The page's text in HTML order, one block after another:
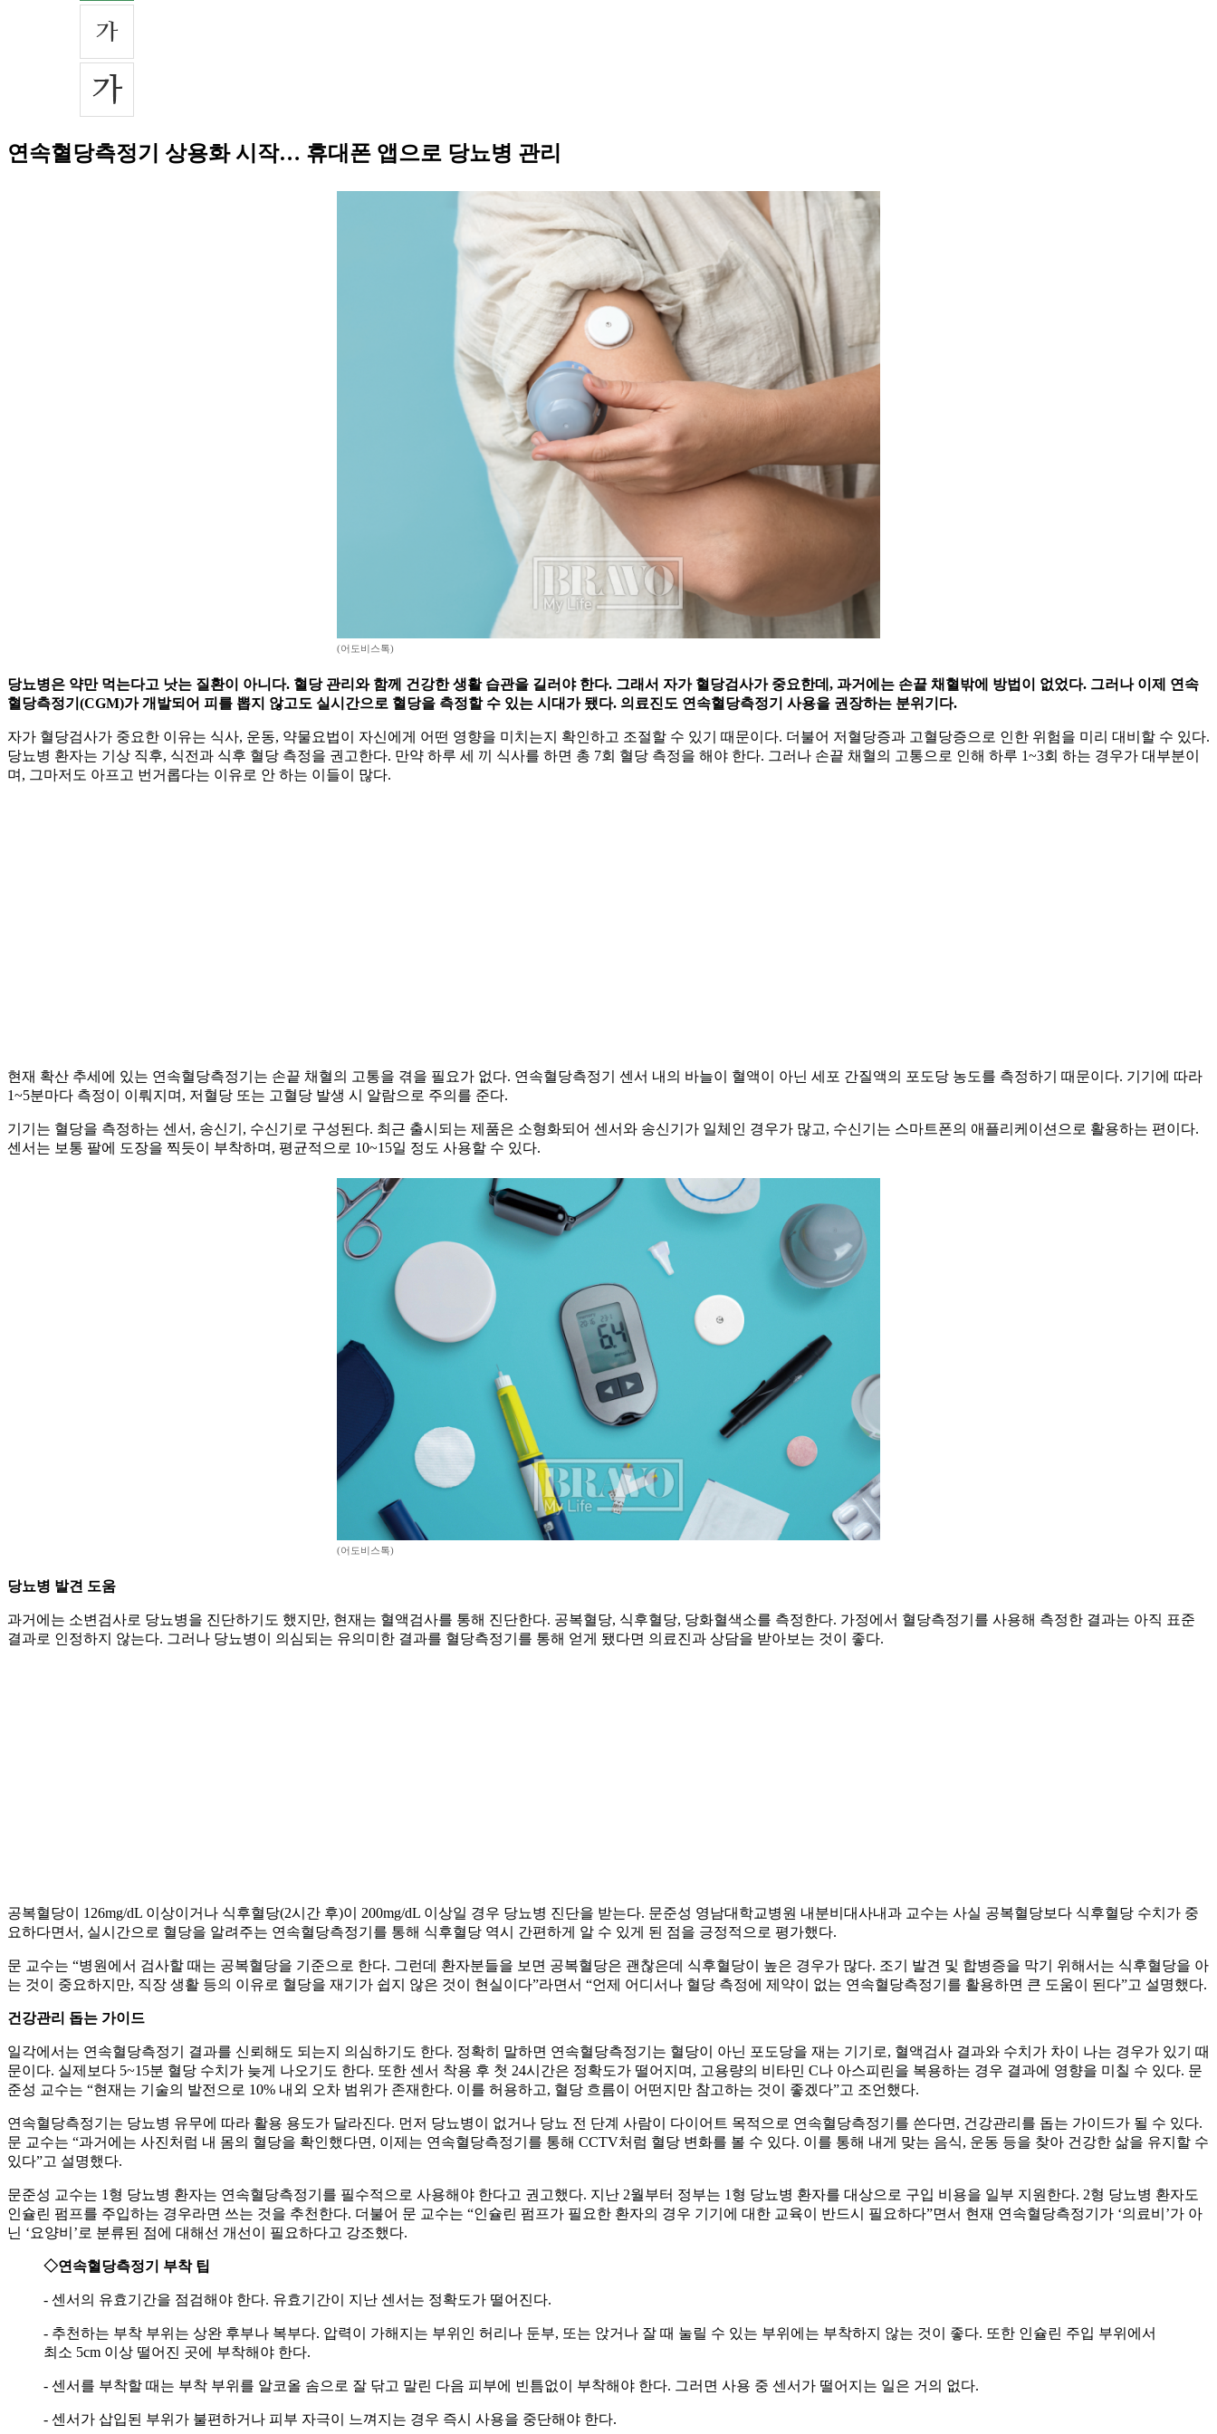
연속혈당측정기 상용화 시작… 휴대폰 앱으로 당뇨병 관리
(어도비스톡)
당뇨병은 약만 먹는다고 낫는 질환이 아니다. 혈당 관리와 함께 건강한 생활 습관을 길러야 한다. 그래서 자가 혈당검사가 중요한데, 과거에는 손끝 채혈밖에 방법이 없었다. 그러나 이제 연속
혈당측정기(CGM)가 개발되어 피를 뽑지 않고도 실시간으로 혈당을 측정할 수 있는 시대가 됐다. 의료진도 연속혈당측정기 사용을 권장하는 분위기다.
자가 혈당검사가 중요한 이유는 식사, 운동, 약물요법이 자신에게 어떤 영향을 미치는지 확인하고 조절할 수 있기 때문이다. 더불어 저혈당증과 고혈당증으로 인한 위험을 미리 대비할 수 있다.
당뇨병 환자는 기상 직후, 식전과 식후 혈당 측정을 권고한다. 만약 하루 세 끼 식사를 하면 총 7회 혈당 측정을 해야 한다. 그러나 손끝 채혈의 고통으로 인해 하루 1~3회 하는 경우가 대부분이
며, 그마저도 아프고 번거롭다는 이유로 안 하는 이들이 많다.
현재 확산 추세에 있는 연속혈당측정기는 손끝 채혈의 고통을 겪을 필요가 없다. 연속혈당측정기 센서 내의 바늘이 혈액이 아닌 세포 간질액의 포도당 농도를 측정하기 때문이다. 기기에 따라
1~5분마다 측정이 이뤄지며, 저혈당 또는 고혈당 발생 시 알람으로 주의를 준다.
기기는 혈당을 측정하는 센서, 송신기, 수신기로 구성된다. 최근 출시되는 제품은 소형화되어 센서와 송신기가 일체인 경우가 많고, 수신기는 스마트폰의 애플리케이션으로 활용하는 편이다.
센서는 보통 팔에 도장을 찍듯이 부착하며, 평균적으로 10~15일 정도 사용할 수 있다.
(어도비스톡)
당뇨병 발견 도움
과거에는 소변검사로 당뇨병을 진단하기도 했지만, 현재는 혈액검사를 통해 진단한다. 공복혈당, 식후혈당, 당화혈색소를 측정한다. 가정에서 혈당측정기를 사용해 측정한 결과는 아직 표준
결과로 인정하지 않는다. 그러나 당뇨병이 의심되는 유의미한 결과를 혈당측정기를 통해 얻게 됐다면 의료진과 상담을 받아보는 것이 좋다.
공복혈당이 126mg/dL 이상이거나 식후혈당(2시간 후)이 200mg/dL 이상일 경우 당뇨병 진단을 받는다. 문준성 영남대학교병원 내분비대사내과 교수는 사실 공복혈당보다 식후혈당 수치가 중
요하다면서, 실시간으로 혈당을 알려주는 연속혈당측정기를 통해 식후혈당 역시 간편하게 알 수 있게 된 점을 긍정적으로 평가했다.
문 교수는 “병원에서 검사할 때는 공복혈당을 기준으로 한다. 그런데 환자분들을 보면 공복혈당은 괜찮은데 식후혈당이 높은 경우가 많다. 조기 발견 및 합병증을 막기 위해서는 식후혈당을 아
는 것이 중요하지만, 직장 생활 등의 이유로 혈당을 재기가 쉽지 않은 것이 현실이다”라면서 “언제 어디서나 혈당 측정에 제약이 없는 연속혈당측정기를 활용하면 큰 도움이 된다”고 설명했다.
건강관리 돕는 가이드
일각에서는 연속혈당측정기 결과를 신뢰해도 되는지 의심하기도 한다. 정확히 말하면 연속혈당측정기는 혈당이 아닌 포도당을 재는 기기로, 혈액검사 결과와 수치가 차이 나는 경우가 있기 때
문이다. 실제보다 5~15분 혈당 수치가 늦게 나오기도 한다. 또한 센서 착용 후 첫 24시간은 정확도가 떨어지며, 고용량의 비타민 C나 아스피린을 복용하는 경우 결과에 영향을 미칠 수 있다. 문
준성 교수는 “현재는 기술의 발전으로 10% 내외 오차 범위가 존재한다. 이를 허용하고, 혈당 흐름이 어떤지만 참고하는 것이 좋겠다”고 조언했다.
연속혈당측정기는 당뇨병 유무에 따라 활용 용도가 달라진다. 먼저 당뇨병이 없거나 당뇨 전 단계 사람이 다이어트 목적으로 연속혈당측정기를 쓴다면, 건강관리를 돕는 가이드가 될 수 있다.
문 교수는 “과거에는 사진처럼 내 몸의 혈당을 확인했다면, 이제는 연속혈당측정기를 통해 CCTV처럼 혈당 변화를 볼 수 있다. 이를 통해 내게 맞는 음식, 운동 등을 찾아 건강한 삶을 유지할 수
있다”고 설명했다.
문준성 교수는 1형 당뇨병 환자는 연속혈당측정기를 필수적으로 사용해야 한다고 권고했다. 지난 2월부터 정부는 1형 당뇨병 환자를 대상으로 구입 비용을 일부 지원한다. 2형 당뇨병 환자도
인슐린 펌프를 주입하는 경우라면 쓰는 것을 추천한다. 더불어 문 교수는 “인슐린 펌프가 필요한 환자의 경우 기기에 대한 교육이 반드시 필요하다”면서 현재 연속혈당측정기가 ‘의료비’가 아
닌 ‘요양비’로 분류된 점에 대해선 개선이 필요하다고 강조했다.
◇연속혈당측정기 부착 팁
- 센서의 유효기간을 점검해야 한다. 유효기간이 지난 센서는 정확도가 떨어진다.
- 추천하는 부착 부위는 상완 후부나 복부다. 압력이 가해지는 부위인 허리나 둔부, 또는 앉거나 잘 때 눌릴 수 있는 부위에는 부착하지 않는 것이 좋다. 또한 인슐린 주입 부위에서
최소 5cm 이상 떨어진 곳에 부착해야 한다.
- 센서를 부착할 때는 부착 부위를 알코올 솜으로 잘 닦고 말린 다음 피부에 빈틈없이 부착해야 한다. 그러면 사용 중 센서가 떨어지는 일은 거의 없다.
- 센서가 삽입된 부위가 불편하거나 피부 자극이 느껴지는 경우 즉시 사용을 중단해야 한다.